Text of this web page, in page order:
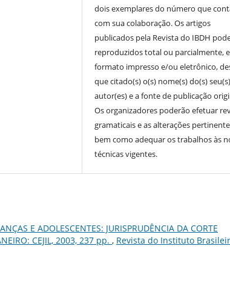
dois exemplares do número que
com sua colaboração. Os artigos
publicados pela Revista do IBDH
reproduzidos total ou parcialmente,
formato impresso e/ou eletrônico,
que citado(s) o(s) nome(s) do(s) seu(s)
autor(es) e a fonte de publicação
Os organizadores poderão efetuar
gramaticais e as alterações
bem como adequar os trabalhos às
técnicas vigentes.
E ADOLESCENTES: JURISPRUDÊNCIA DA CORTE
CEJIL, 2003, 237 pp. , Revista do Instituto